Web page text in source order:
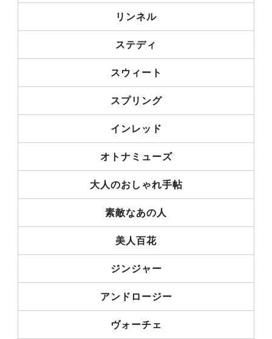
リンネル
ステディ
スウィート
スプリング
インレッド
オトナミューズ
大人のおしゃれ手帖
素敵なあの人
美人百花
ジンジャー
アンドロージー
ヴォーチェ